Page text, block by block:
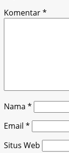
Komentar*
Nama *
Email *
Situs Web